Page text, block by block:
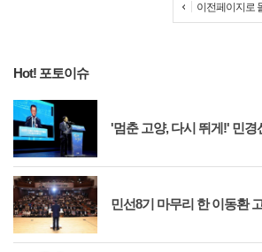
이전페이지로
Hot! 포토이슈
'멈춘 고양, 다시 뛰게!' 민경
민선8기 마무리 한 이동환